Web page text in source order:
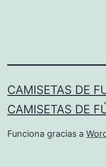
CAMISETAS DE
CAMISETAS DE
Funciona gracias a